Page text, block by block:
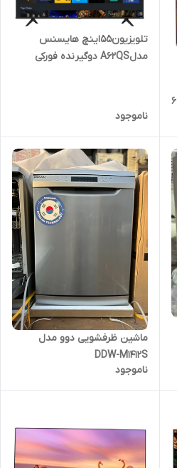
تلویزیون۵۵اینچ هایسنس
مدلA62QS دوگیرنده فورکی
ناموجود
ماشین ظرفشویی دوو مدل
DDW-M1412S
ناموجود